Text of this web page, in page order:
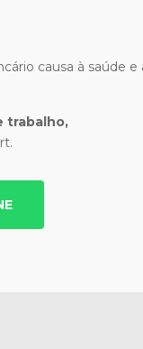
causa à saúde e
trabalho,